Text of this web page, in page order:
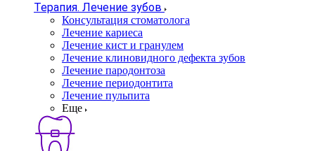
Терапия. Лечение зубов
Консультация стоматолога
Лечение кариеса
Лечение кист и гранулем
Лечение клиновидного дефекта зубов
Лечение пародонтоза
Лечение периодонтита
Лечение пульпита
Еще